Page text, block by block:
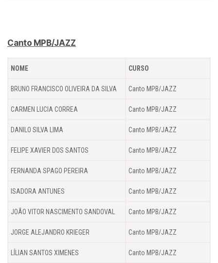
Canto MPB/JAZZ
NOME CURSO
BRUNO FRANCISCO OLIVEIRA DA SILVA Canto MPB/JAZZ
CARMEN LUCIA CORREA Canto MPB/JAZZ
DANILO SILVA LIMA Canto MPB/JAZZ
FELIPE XAVIER DOS SANTOS Canto MPB/JAZZ
FERNANDA SPAGO PEREIRA Canto MPB/JAZZ
ISADORA ANTUNES Canto MPB/JAZZ
JOÃO VITOR NASCIMENTO SANDOVAL Canto MPB/JAZZ
JORGE ALEJANDRO KRIEGER Canto MPB/JAZZ
LÍLIAN SANTOS XIMENES Canto MPB/JAZZ